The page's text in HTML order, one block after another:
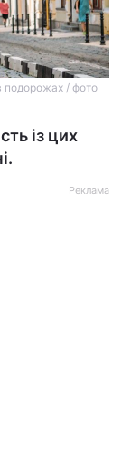
подорожах / фото
із цих
Реклама